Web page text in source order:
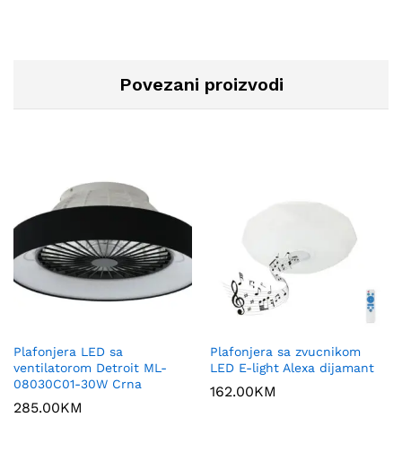
Povezani proizvodi
Plafonjera LED sa
ventilatorom Detroit ML-
08030C01-30W Crna
285.00KM
Plafonjera sa zvucnikom
LED E-light Alexa dijamant
162.00KM